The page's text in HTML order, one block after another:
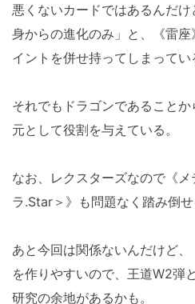
悪くないカードではあるんだ
身からの進化のみ」と、《雷
イントを併せ持ってしまってい
それでもドラゴンであること
元として役割を与えている。
なお、レクスターズなので《メ
ラ.Star＞》も問題なく踏み倒せ
あと今回は関係ないんだけど
を作りやすいので、王道W2弾
研究の余地があるかも。